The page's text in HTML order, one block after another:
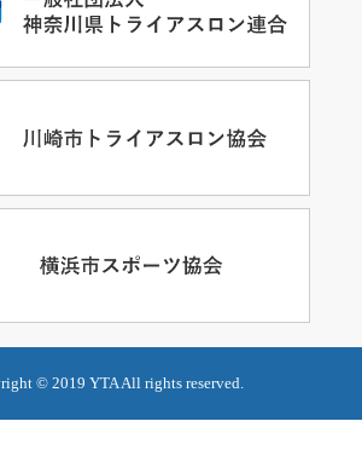
© 2019 YTA All rights reserved.